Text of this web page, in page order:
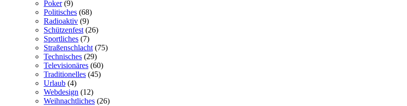
Poker(9)
Politisches (68)
Radioaktiv (9)
Schützenfest (26)
Sportliches (7)
Straßenschlacht (75)
Technisches (29)
Televisionäres (60)
Traditionelles (45)
Urlaub (4)
Webdesign (12)
Weihnachtliches (26)